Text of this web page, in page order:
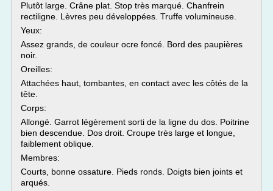
Plutôt large. Crâne plat. Stop très marqué. Chanfrein
rectiligne. Lèvres peu développées. Truffe volumineuse.
Yeux:
Assez grands, de couleur ocre foncé. Bord des paupières
noir.
Oreilles:
Attachées haut, tombantes, en contact avec les côtés de la
tête.
Corps:
Allongé. Garrot légèrement sorti de la ligne du dos. Poitrine
bien descendue. Dos droit. Croupe très large et longue,
faiblement oblique.
Membres:
Courts, bonne ossature. Pieds ronds. Doigts bien joints et
arqués.